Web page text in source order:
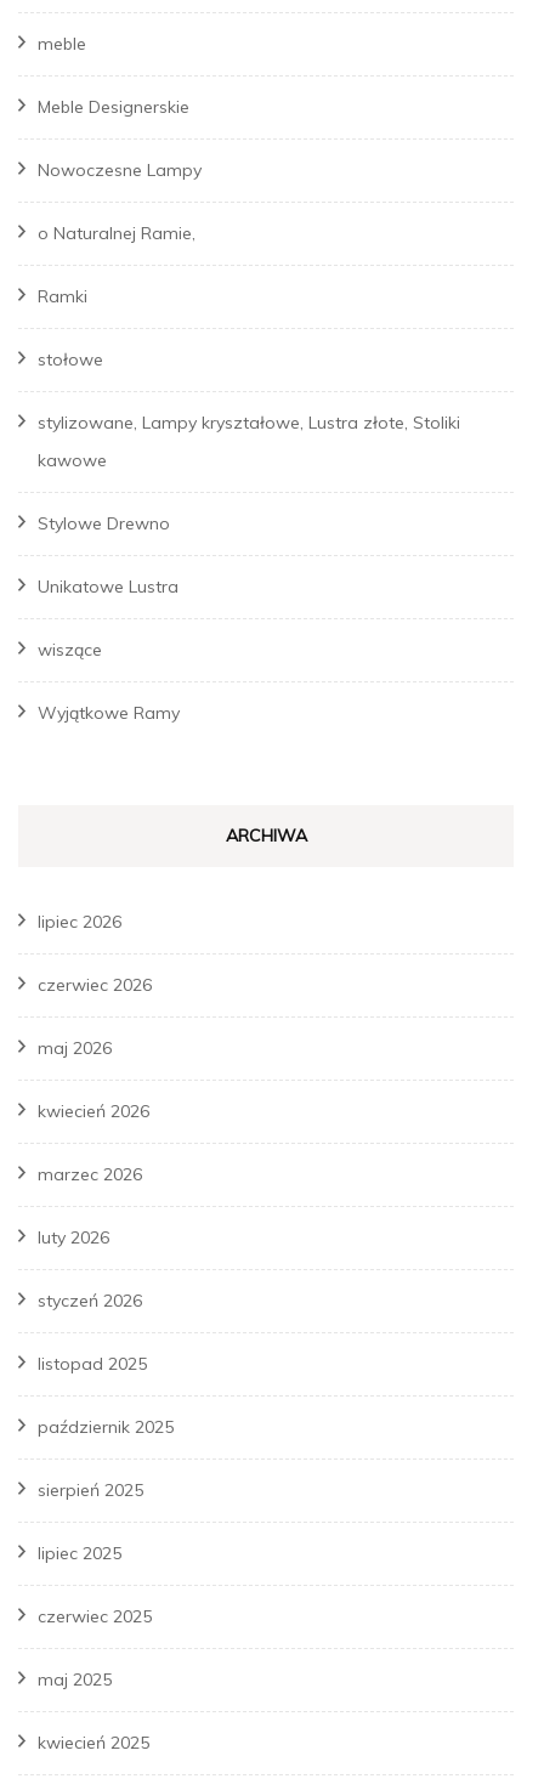
meble
Meble Designerskie
Nowoczesne Lampy
o Naturalnej Ramie,
Ramki
stołowe
stylizowane, Lampy kryształowe, Lustra złote, Stoliki
kawowe
Stylowe Drewno
Unikatowe Lustra
wiszące
Wyjątkowe Ramy
ARCHIWA
lipiec 2026
czerwiec 2026
maj 2026
kwiecień 2026
marzec 2026
luty 2026
styczeń 2026
listopad 2025
październik 2025
sierpień 2025
lipiec 2025
czerwiec 2025
maj 2025
kwiecień 2025